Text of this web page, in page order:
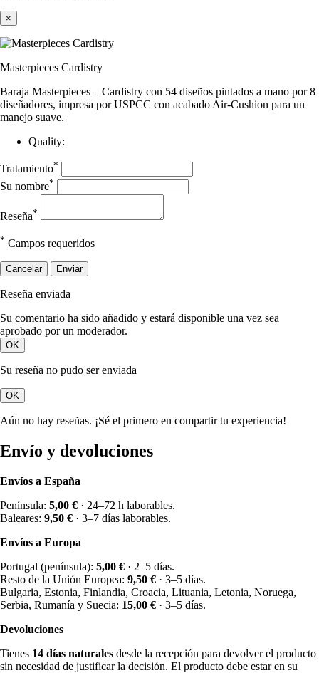
×
Masterpieces Cardistry
Baraja Masterpieces – Cardistry con 54 diseños pintados a mano por 8
diseñadores, impresa por USPCC con acabado Air-Cushion para un
manejo suave.
Quality:
Tratamiento*
Su nombre*
Reseña*
* Campos requeridos
Cancelar Enviar
Reseña enviada
Su comentario ha sido añadido y estará disponible una vez sea
aprobado por un moderador.
OK
Su reseña no pudo ser enviada
OK
Aún no hay reseñas. ¡Sé el primero en compartir tu experiencia!
Envío y devoluciones
Envíos a España
Península: 5,00 € · 24–72 h laborables.
Baleares: 9,50 € · 3–7 días laborables.
Envíos a Europa
Portugal (península): 5,00 € · 2–5 días.
Resto de la Unión Europea: 9,50 € · 3–5 días.
Bulgaria, Estonia, Finlandia, Croacia, Lituania, Letonia, Noruega,
Serbia, Rumanía y Suecia: 15,00 € · 3–5 días.
Devoluciones
Tienes 14 días naturales desde la recepción para devolver el producto
sin necesidad de justificar la decisión. El producto debe estar en su